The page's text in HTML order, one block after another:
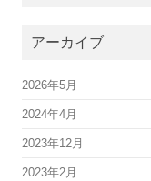
アーカイブ
2026年5月
2024年4月
2023年12月
2023年2月